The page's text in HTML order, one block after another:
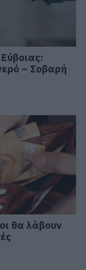
– Σοβαρή
θα λάβουν